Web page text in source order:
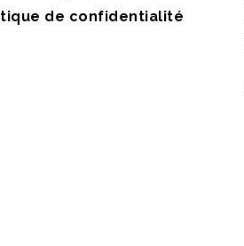
de confidentialité